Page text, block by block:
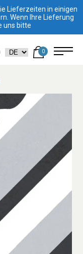
Lieferzeiten in einigen
Wenn Ihre Lieferung
uns bitte
0